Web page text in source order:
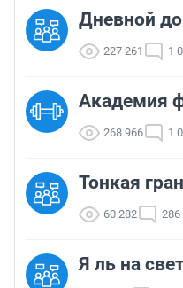
Дневной
227 261 1
Академия
268 966 1
Тонкая
60 282 286
Я ль на